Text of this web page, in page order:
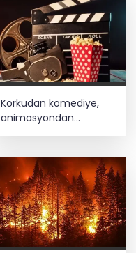
Korkudan komediye,
animasyondan